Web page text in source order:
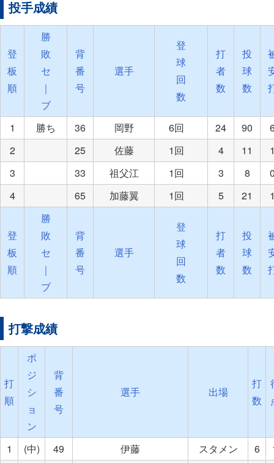
投手成績
登
板
順
勝
敗
セ
｜
ブ
背
番
号
選手
登
球
回
数
打
者
数
投
球
数
1 勝ち 36 岡野 6回 24 90
2
25 佐藤 1回 4 11
3
33 祖父江 1回 3 8
4
65 加藤翼 1回 5 21
登
板
順
勝
敗
セ
｜
ブ
背
番
号
選手
登
球
回
数
打
者
数
投
球
数
打撃成績
打
順
ポ
ジ
シ
ョ
ン
背
番
号
選手 出場
打
数
1 (中) 49 伊藤 スタメン 6